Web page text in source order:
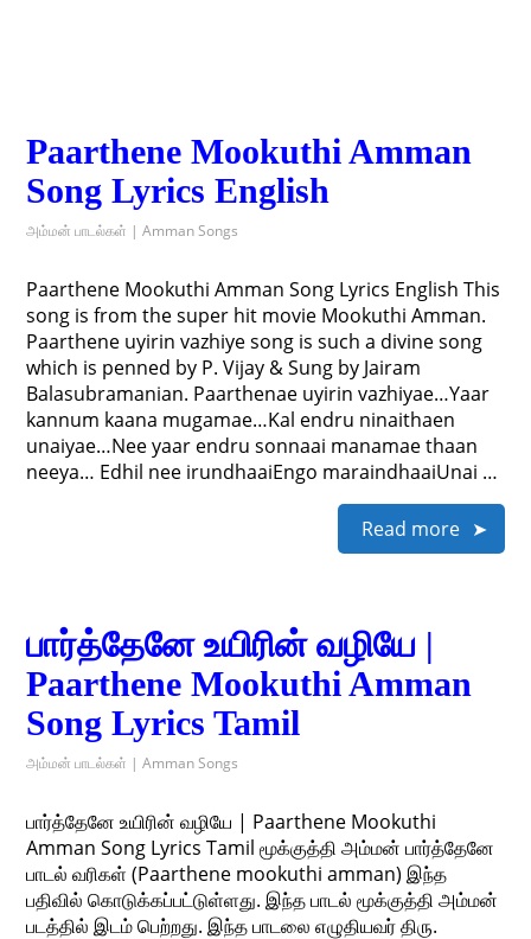
Paarthene Mookuthi Amman
Song Lyrics English
அம்மன் பாடல்கள் | Amman Songs
Paarthene Mookuthi Amman Song Lyrics English This
song is from the super hit movie Mookuthi Amman.
Paarthene uyirin vazhiye song is such a divine song
which is penned by P. Vijay & Sung by Jairam
Balasubramanian. Paarthenae uyirin vazhiyae…Yaar
kannum kaana mugamae…Kal endru ninaithaen
unaiyae…Nee yaar endru sonnaai manamae thaan
neeya… Edhil nee irundhaaiEngo maraindhaaiUnai …
Read more
பார்த்தேனே உயிரின் வழியே |
Paarthene Mookuthi Amman
Song Lyrics Tamil
அம்மன் பாடல்கள் | Amman Songs
பார்த்தேனே உயிரின் வழியே | Paarthene Mookuthi
Amman Song Lyrics Tamil மூக்குத்தி அம்மன் பார்த்தேனே
பாடல் வரிகள் (Paarthene mookuthi amman) இந்த
பதிவில் கொடுக்கப்பட்டுள்ளது. இந்த பாடல் மூக்குத்தி அம்மன்
படத்தில் இடம் பெற்றது. இந்த பாடலை எழுதியவர் திரு.